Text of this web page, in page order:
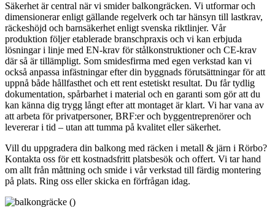
Säkerhet är central när vi smider balkongräcken. Vi utformar och
dimensionerar enligt gällande regelverk och tar hänsyn till lastkrav,
räckeshöjd och barnsäkerhet enligt svenska riktlinjer. Vår
produktion följer etablerade branschpraxis och vi kan erbjuda
lösningar i linje med EN-krav för stålkonstruktioner och CE-krav
där så är tillämpligt. Som smidesfirma med egen verkstad kan vi
också anpassa infästningar efter din byggnads förutsättningar för att
uppnå både hållfasthet och ett rent estetiskt resultat. Du får tydlig
dokumentation, spårbarhet i material och en garanti som gör att du
kan känna dig trygg långt efter att montaget är klart. Vi har vana av
att arbeta för privatpersoner, BRF:er och byggentreprenörer och
levererar i tid – utan att tumma på kvalitet eller säkerhet.
Vill du uppgradera din balkong med räcken i metall & järn i Rörbo?
Kontakta oss för ett kostnadsfritt platsbesök och offert. Vi tar hand
om allt från måttning och smide i vår verkstad till färdig montering
på plats. Ring oss eller skicka en förfrågan idag.